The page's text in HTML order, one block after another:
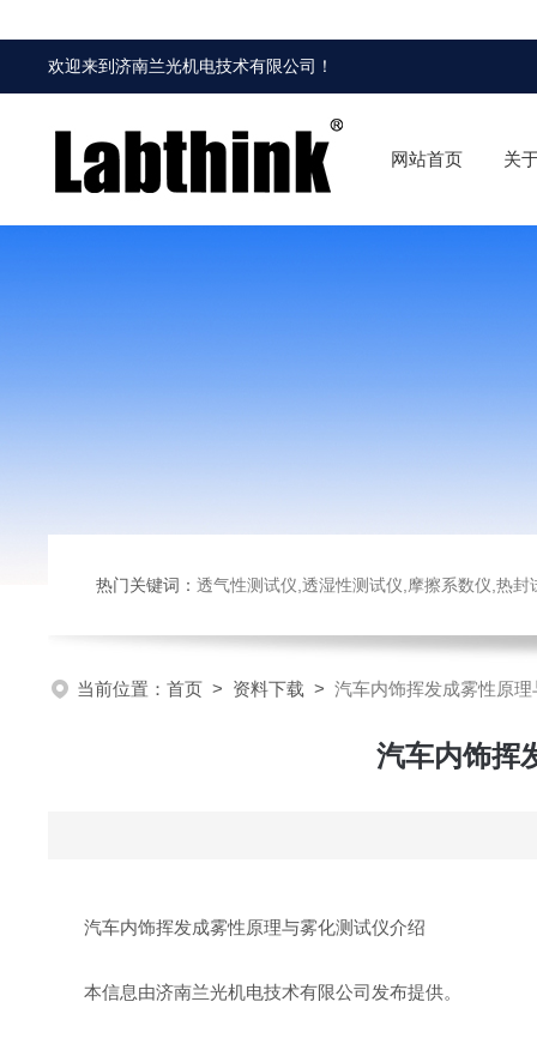
欢迎来到济南兰光机电技术有限公司 ！
网站首页 关
热门关键词： 透气性测试仪,透湿性测试仪,摩擦系数仪,热封试验仪,
当前位置： 首页 > 资料下载 > 汽车内饰挥发成雾性原
汽车内饰挥
汽车内饰挥发成雾性原理与雾化测试仪介绍
本信息由济南兰光机电技术有限公司发布提供。